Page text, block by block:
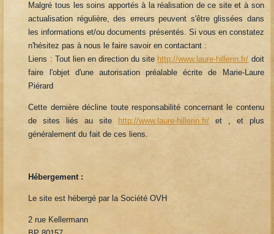
Malgré tous les soins apportés à la réalisation de ce site et à son
actualisation régulière, des erreurs peuvent s'être glissées dans
les informations et/ou documents présentés. Si vous en constatez
n'hésitez pas à nous le faire savoir en contactant :
Liens : Tout lien en direction du site http://www.laure-hillerin.fr/ doit
faire l'objet d'une autorisation préalable écrite de Marie-Laure
Piérard
Cette dernière décline toute responsabilité concernant le contenu
de sites liés au site
http://www.laure-hillerin.fr/et , et plus
généralement du fait de ces liens.
Hébergement :
Le site est hébergé par la Société OVH
2 rue Kellermann